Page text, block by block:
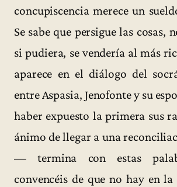
concupiscencia merece un
Se sabe que persigue las cosas,
si pudiera, se vendería al más
aparece en el diálogo del
entre Aspasia, Jenofonte y su
haber expuesto la primera sus
ánimo de llegar a una
— termina con estas
convencéis de que no hay en